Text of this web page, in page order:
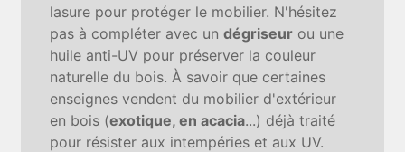
lasure pour protéger le mobilier. N'hésitez
pas à compléter avec undégriseur ou une
huile anti-UV pour préserver la couleur
naturelle du bois. À savoir que certaines
enseignes vendent du mobilier d'extérieur
en bois (exotique, en acacia...) déjà traité
pour résister aux intempéries et aux UV.